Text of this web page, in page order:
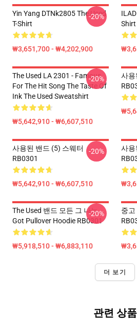
Yin Yang DTNk2805 The Used
T-Shirt
₩3,651,700 - ₩4,202,900
-20%
Shirt
The Used LA 2301 - Famous
For The Hit Song The Taste Of
Ink The Used Sweatshirt
₩5,642,910 - ₩6,607,510
-20%
사용
사용된 밴드 (5) 스웨터
RB0301
₩5,642,910 - ₩6,607,510
-20%
사용
The Used 밴드 모든 그 나는
Got Pullover Hoodie RB0301
₩5,918,510 - ₩6,883,110
-20%
중
더 보기
관련 상품